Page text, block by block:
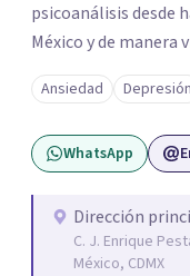
psicoanálisis desde
México y de
Ansiedad Depresión
WhatsApp
Dirección
C. J. Enrique
México, CDMX